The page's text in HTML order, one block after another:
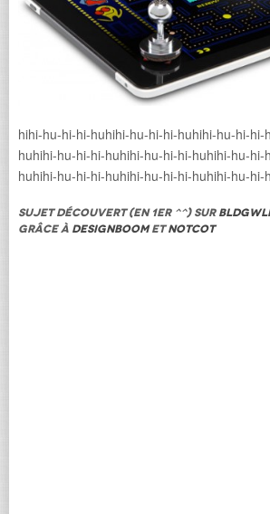
hihi-hu-hi-hi-huhihi-hu-hi-hi-huhihi-hu-hi-hi-
huhihi-hu-hi-hi-huhihi-hu-hi-hi-huhihi-hu-hi-
huhihi-hu-hi-hi-huhihi-hu-hi-hi-huhihi-hu-
sujet découvert (en 1er ^^) sur
grâce à DesignboometNotcot